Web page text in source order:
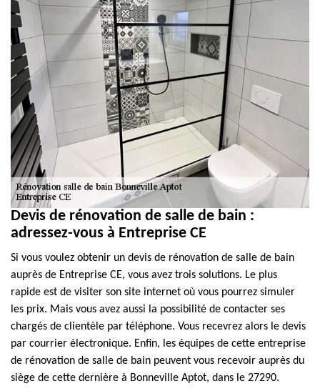
Devis de rénovation de salle de bain :
adressez-vous à Entreprise CE
Si vous voulez obtenir un devis de rénovation de salle de bain
auprès de Entreprise CE, vous avez trois solutions. Le plus
rapide est de visiter son site internet où vous pourrez simuler
les prix. Mais vous avez aussi la possibilité de contacter ses
chargés de clientèle par téléphone. Vous recevrez alors le devis
par courrier électronique. Enfin, les équipes de cette entreprise
de rénovation de salle de bain peuvent vous recevoir auprès du
siège de cette dernière à Bonneville Aptot, dans le 27290.